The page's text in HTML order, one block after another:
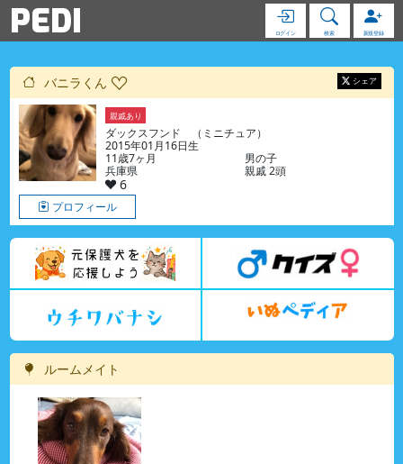
PEDI ログイン 検索 新規登録
バニラくん シェア
親戚あり
ダックスフンド （ミニチュア）
2015年01月16日生
11歳7ヶ月
男の子
兵庫県
親戚 2頭
6
プロフィール
ルームメイト